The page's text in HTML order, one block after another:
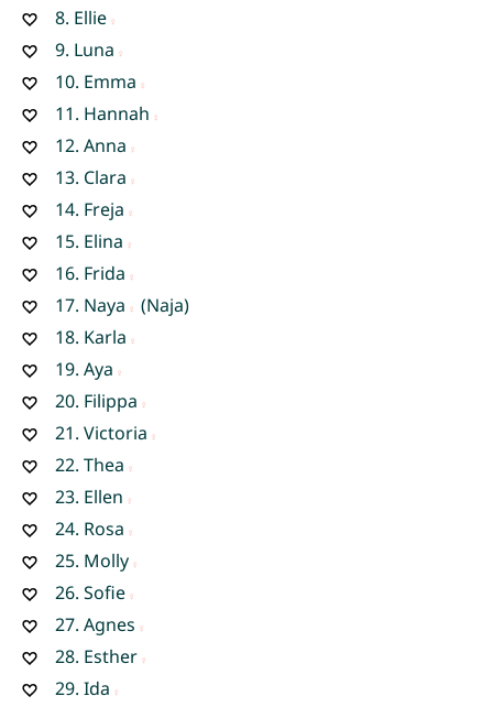
8. Ellie
9. Luna
10. Emma
11. Hannah
12. Anna
13. Clara
14. Freja
15. Elina
16. Frida
17. Naya
(Naja)
18. Karla
19. Aya
20. Filippa
21. Victoria
22. Thea
23. Ellen
24. Rosa
25. Molly
26. Sofie
27. Agnes
28. Esther
29. Ida